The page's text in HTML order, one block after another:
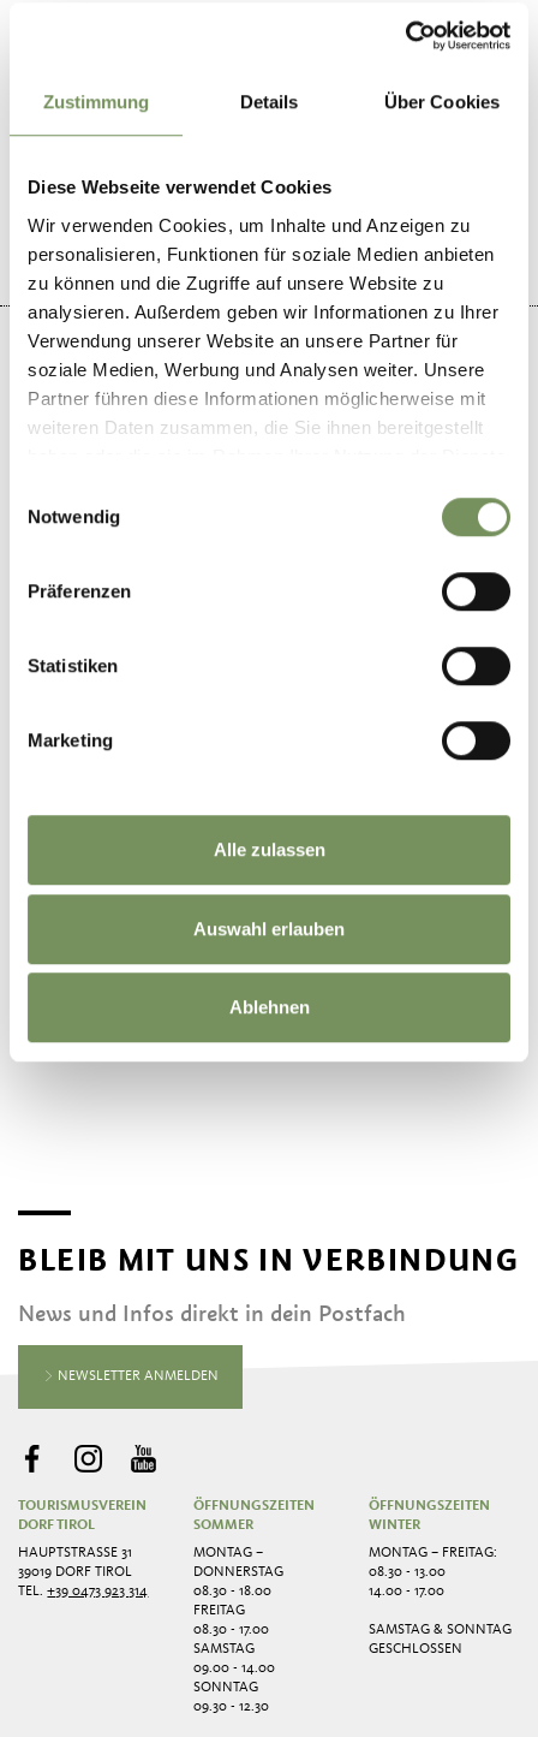
Zustimmung Details Über Cookies
Diese Webseite verwendet Cookies
Wir verwenden Cookies, um Inhalte und Anzeigen zu
personalisieren, Funktionen für soziale Medien anbieten
zu können und die Zugriffe auf unsere Website zu
analysieren. Außerdem geben wir Informationen zu Ihrer
Verwendung unserer Website an unsere Partner für
soziale Medien, Werbung und Analysen weiter. Unsere
Partner führen diese Informationen möglicherweise mit
weiteren Daten zusammen, die Sie ihnen bereitgestellt
Notwendig
Präferenzen
Statistiken
Marketing
Alle zulassen
Auswahl erlauben
Ablehnen
WAR DER INHALT FÜR DICH HILFREICH?
JA NEIN
+
BLEIB MIT UNS IN VERBINDUNG
News und Infos direkt in dein Postfach
NEWSLETTER ANMELDEN
TOURISMUSVEREIN
DORF TIROL
HAUPTSTRASSE 31
39019 DORF TIROL
TEL.+39 0473 923 314
ÖFFNUNGSZEITEN
SOMMER
MONTAG –
DONNERSTAG
08.30 - 18.00
FREITAG
08.30 - 17.00
SAMSTAG
09.00 - 14.00
SONNTAG
09.30 - 12.30
ÖFFNUNGSZEITEN
WINTER
MONTAG – FREITAG:
08.30 - 13.00
14.00 - 17.00
SAMSTAG & SONNTAG
GESCHLOSSEN